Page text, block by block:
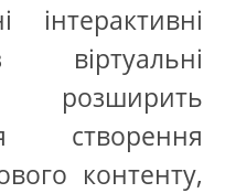
інтерактивні
створення
контенту,